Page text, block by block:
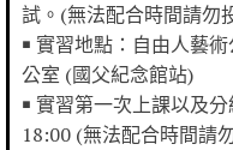
試。(無法配合時間請勿
￭ 實習地點：自由人藝
公室 (國父紀念館站)
￭ 實習第一次上課以及
18:00 (無法配合時間請